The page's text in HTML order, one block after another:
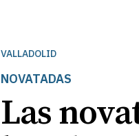
VALLADOLID
NOVATADAS
Las